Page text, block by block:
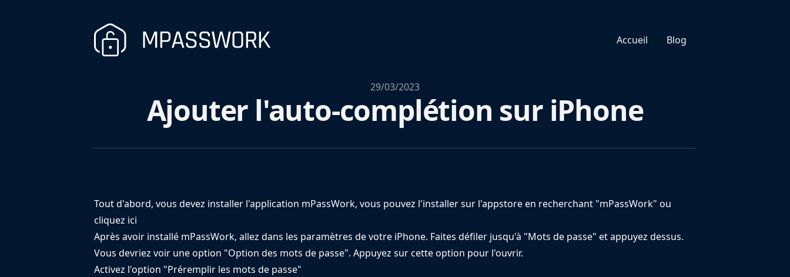
Accueil Blog
29/03/2023
Ajouter l'auto-complétion sur iPhone
Tout d'abord, vous devez installer l'application mPassWork, vous pouvez l'installer sur l'appstore en recherchant "mPassWork" ou
cliquez ici
Après avoir installé mPassWork, allez dans les paramètres de votre iPhone. Faites défiler jusqu'à "Mots de passe" et appuyez dessus.
Vous devriez voir une option "Option des mots de passe". Appuyez sur cette option pour l'ouvrir.
Activez l'option "Préremplir les mots de passe"